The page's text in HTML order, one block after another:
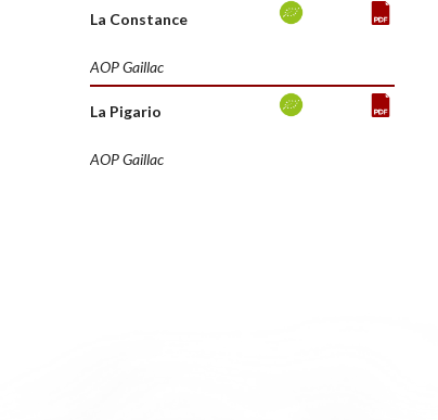
La Constance
AOP Gaillac
La Pigario
AOP Gaillac